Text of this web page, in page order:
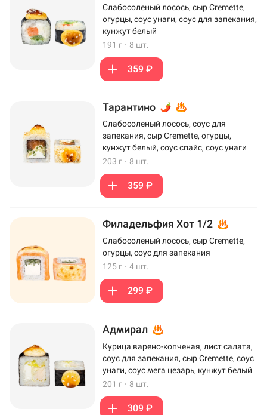
Слабосоленый лосось, сыр Cremette,
огурцы, соус унаги, соус для запекания,
кунжут белый
191 г · 8 шт.
359 ₽
Тарантино
Слабосоленый лосось, соус для
запекания, сыр Cremette, огурцы,
кунжут белый, соус спайс, соус унаги
203 г · 8 шт.
359 ₽
Филадельфия Хот 1/2
Слабосоленый лосось, сыр Cremette,
огурцы, соус для запекания
125 г · 4 шт.
299 ₽
Адмирал
Курица варено-копченая, лист салата,
соус для запекания, сыр Cremette, соус
унаги, соус мега цезарь, кунжут белый
201 г · 8 шт.
309 ₽